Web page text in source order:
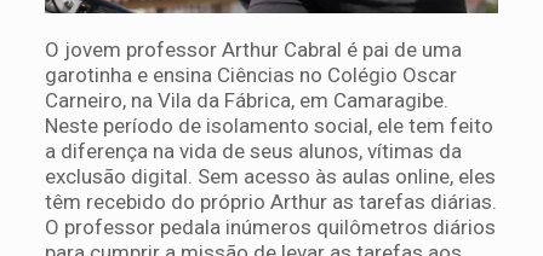
O jovem professor Arthur Cabral é pai de uma
garotinha e ensina Ciências no Colégio Oscar
Carneiro, na Vila da Fábrica, em Camaragibe.
Neste período de isolamento social, ele tem feito
a diferença na vida de seus alunos, vítimas da
exclusão digital. Sem acesso às aulas online, eles
têm recebido do próprio Arthur as tarefas diárias.
O professor pedala inúmeros quilômetros diários